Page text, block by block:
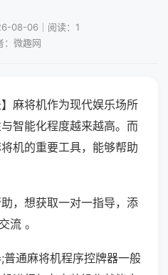
08-06｜阅读：1
：微趣网
麻将机作为现代娱乐场所
智能化程度越来越高。而
机的重要工具，能够帮助
，想获取一对一指导，添
流 。
通麻将机程序控牌器一般